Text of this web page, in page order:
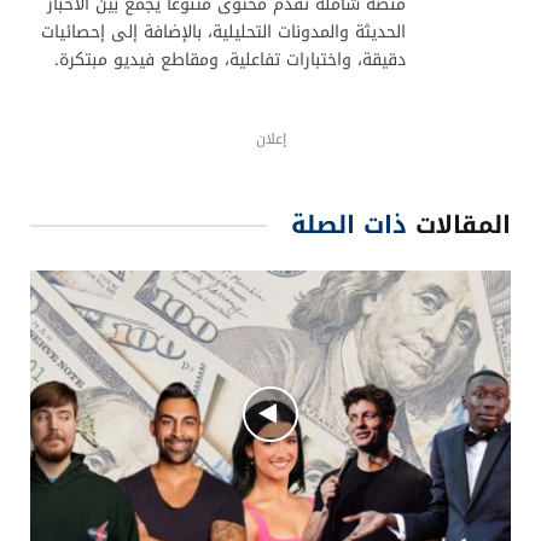
“إحصائيات الفيديو القصير” وتطويعها ضمن
خططه التسويقية، سيمتلك ورقة رابحة في
في الختام، تذكّر أنّ هذه المنصات المخصصة للمقاطع
القصيرة ستستمر في جذب المزيد من المستخدمين
والشركات على حدّ سواء. وأن امتلاك استراتيجية ذكية
ومتكاملة للتعامل معها أصبح جزءًا أساسيًا من معادلة
النجاح الرقمي في العصر الحديث. لذا، لا تتردد في
استكشاف الأدوات والخوارزميات والأفكار المبتكرة لتحقيق
أقصى استفادة من هذه الظاهرة العالمية.